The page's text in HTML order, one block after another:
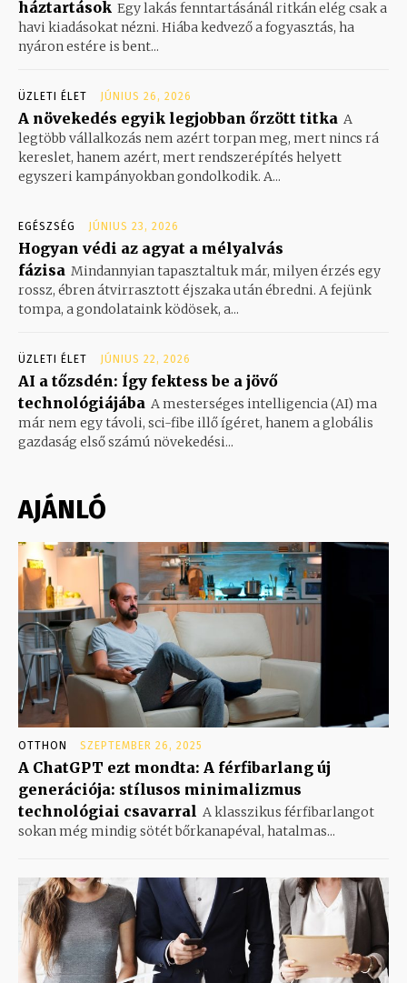
háztartások Egy lakás fenntartásánál ritkán elég csak a
havi kiadásokat nézni. Hiába kedvező a fogyasztás, ha
nyáron estére is bent...
ÜZLETI ÉLET JÚNIUS 26, 2026
A növekedés egyik legjobban őrzött titka A
legtöbb vállalkozás nem azért torpan meg, mert nincs rá
kereslet, hanem azért, mert rendszerépítés helyett
egyszeri kampányokban gondolkodik. A...
EGÉSZSÉG JÚNIUS 23, 2026
Hogyan védi az agyat a mélyalvás
fázisa Mindannyian tapasztaltuk már, milyen érzés egy
rossz, ébren átvirrasztott éjszaka után ébredni. A fejünk
tompa, a gondolataink ködösek, a...
ÜZLETI ÉLET JÚNIUS 22, 2026
AI a tőzsdén: Így fektess be a jövő
technológiájába A mesterséges intelligencia (AI) ma
már nem egy távoli, sci-fibe illő ígéret, hanem a globális
gazdaság első számú növekedési...
AJÁNLÓ
OTTHON SZEPTEMBER 26, 2025
A ChatGPT ezt mondta: A férfibarlang új
generációja: stílusos minimalizmus
technológiai csavarral A klasszikus férfibarlangot
sokan még mindig sötét bőrkanapéval, hatalmas...